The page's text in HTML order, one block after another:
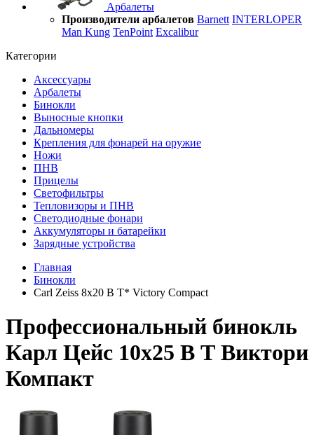
Арбалеты
Производители арбалетов Barnett INTERLOPER
Man Kung TenPoint Excalibur
Категории
Аксессуары
Арбалеты
Бинокли
Выносные кнопки
Дальномеры
Крепления для фонарей на оружие
Ножи
ПНВ
Прицелы
Светофильтры
Тепловизоры и ПНВ
Светодиодные фонари
Аккумуляторы и батарейки
Зарядные устройства
Главная
Бинокли
Carl Zeiss 8x20 B T* Victory Compact
Профессиональный бинокль
Карл Цейс 10х25 В Т Виктори
Компакт